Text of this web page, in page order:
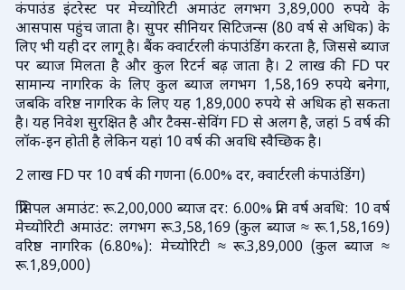
कंपाउंड इंटरेस्ट पर मेच्योरिटी अमाउंट लगभग 3,89,000 रुपये के
आसपास पहुंच जाता है। सुपर सीनियर सिटिजन्स (80 वर्ष से अधिक) के
लिए भी यही दर लागू है। बैंक क्वार्टरली कंपाउंडिंग करता है, जिससे ब्याज
पर ब्याज मिलता है और कुल रिटर्न बढ़ जाता है। 2 लाख की FD पर
सामान्य नागरिक के लिए कुल ब्याज लगभग 1,58,169 रुपये बनेगा,
जबकि वरिष्ठ नागरिक के लिए यह 1,89,000 रुपये से अधिक हो सकता
है। यह निवेश सुरक्षित है और टैक्स-सेविंग FD से अलग है, जहां 5 वर्ष की
लॉक-इन होती है लेकिन यहां 10 वर्ष की अवधि स्वैच्छिक है।
2 लाख FD पर 10 वर्ष की गणना (6.00% दर, क्वार्टरली कंपाउंडिंग)
प्रिंसिपल अमाउंट: रू.2,00,000 ब्याज दर: 6.00% प्रति वर्ष अवधि: 10 वर्ष
मेच्योरिटी अमाउंट: लगभग रू.3,58,169 (कुल ब्याज ≈ रू.1,58,169)
वरिष्ठ नागरिक (6.80%): मेच्योरिटी ≈ रू.3,89,000 (कुल ब्याज ≈
रू.1,89,000)